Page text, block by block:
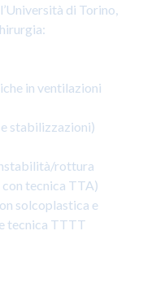
di Torino,
in ventilazioni
stabilizzazioni)
rottura
tecnica TTA)
solcoplastica e
tecnica TTTT